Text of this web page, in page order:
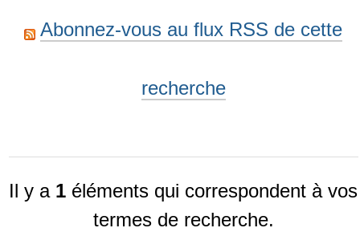
Abonnez-vous au flux RSS de cette
recherche
Il y a 1 éléments qui correspondent à vos
termes de recherche.